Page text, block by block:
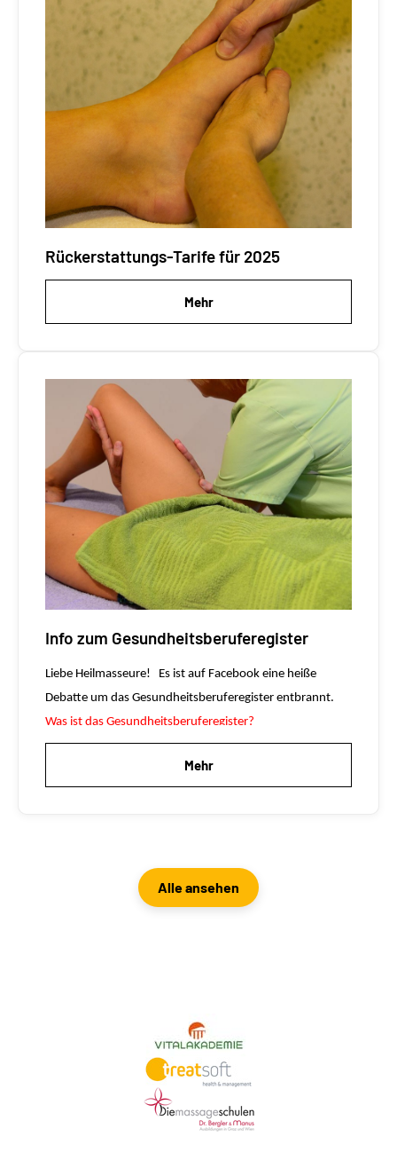
Rückerstattungs-Tarife für 2025
Mehr
Info zum Gesundheitsberuferegister
Liebe Heilmasseure!
Es ist auf Facebook eine heiße
Debatte um das Gesundheitsberuferegister entbrannt.
Was ist das Gesundheitsberuferegister?
Mehr
Alle ansehen